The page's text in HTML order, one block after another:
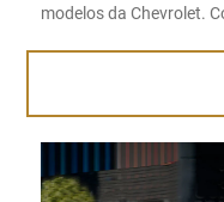
modelos da Chevrolet.